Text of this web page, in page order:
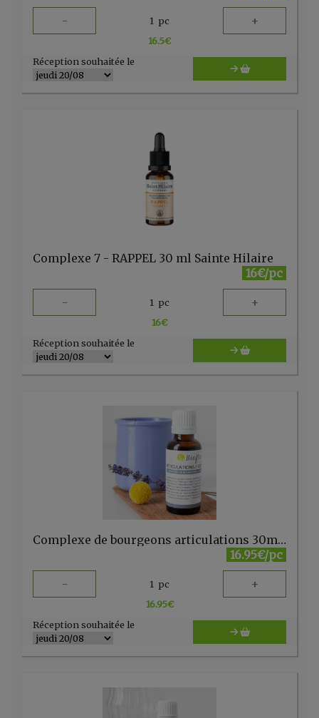
- 1 pc +
16.5€
Réception souhaitée le
Complexe 7 - RAPPEL 30 ml Sainte Hilaire
16€/pc
- 1 pc +
16€
Réception souhaitée le
Complexe de bourgeons articulations 30ml Bioflore
16.95€/pc
- 1 pc +
16.95€
Réception souhaitée le